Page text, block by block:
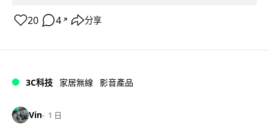
20 4 ↗ 分享
3C科技 家居無線 影音產品
Vin 1 日